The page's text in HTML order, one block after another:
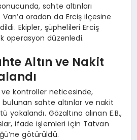
sahte altınları
oradan da Erciş ilçesine
Ekipler, şüphelileri Erciş
operasyon düzenledi.
Altın ve Nakit
kontroller neticesinde,
sahte altınlar ve nakit
yakalandı. Gözaltına alınan E.B.,
ifade işlemleri için Tatvan
götürüldü.